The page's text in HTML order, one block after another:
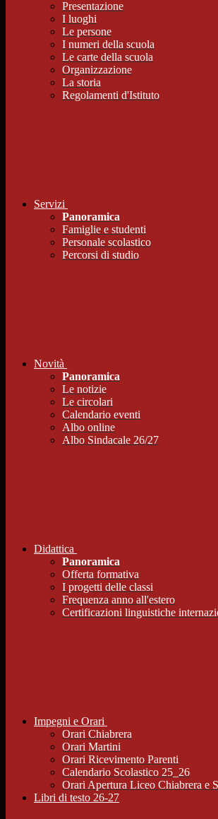
Presentazione
I luoghi
Le persone
I numeri della scuola
Le carte della scuola
Organizzazione
La storia
Regolamenti d'Istituto
Servizi
Panoramica
Famiglie e studenti
Personale scolastico
Percorsi di studio
Novità
Panoramica
Le notizie
Le circolari
Calendario eventi
Albo online
Albo Sindacale 26/27
Didattica
Panoramica
Offerta formativa
I progetti delle classi
Frequenza anno all'estero
Certificazioni linguistiche
Impegni e Orari
Orari Chiabrera
Orari Martini
Orari Ricevimento Parenti
Calendario Scolastico 25_26
Orari Apertura Liceo Chiabrera e
Libri di testo 26-27